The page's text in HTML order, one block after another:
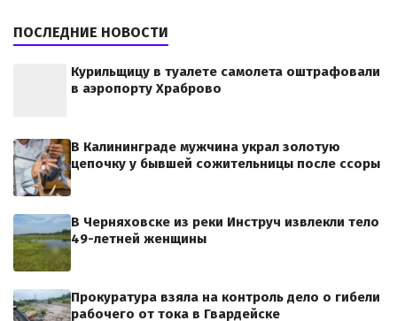
ПОСЛЕДНИЕ НОВОСТИ
Курильщицу в туалете самолета оштрафовали
в аэропорту Храброво
В Калининграде мужчина украл золотую
цепочку у бывшей сожительницы после ссоры
В Черняховске из реки Инструч извлекли тело
49-летней женщины
Прокуратура взяла на контроль дело о гибели
рабочего от тока в Гвардейске